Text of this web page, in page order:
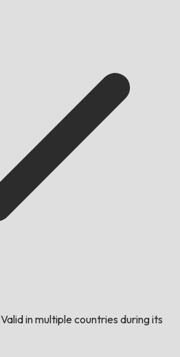
Valid in multiple countries during its